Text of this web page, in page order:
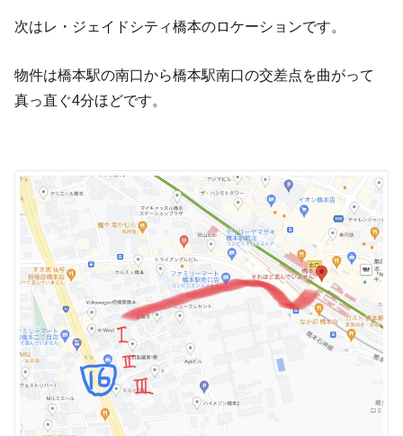
次はレ・ジェイドシティ橋本のロケーションです。
物件は橋本駅の南口から橋本駅南口の交差点を曲がって
真っ直ぐ4分ほどです。